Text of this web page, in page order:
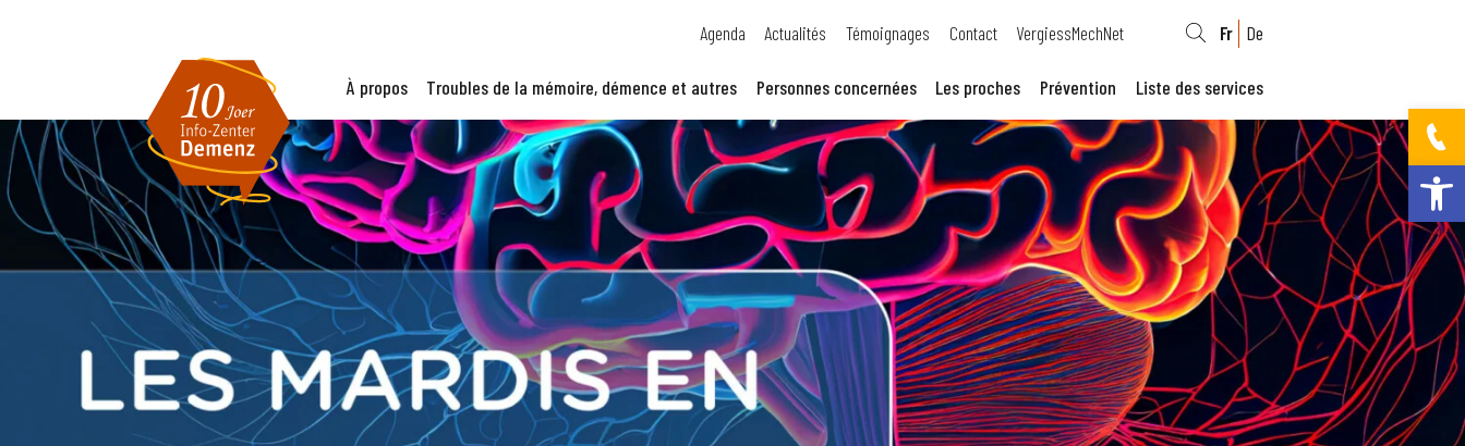
Ouvrir la
Agenda Actualités Témoignages Contact VergiessMechNet Fr De
À propos Troubles de la mémoire, démence et autres Personnes concernées Les proches Prévention Liste des services